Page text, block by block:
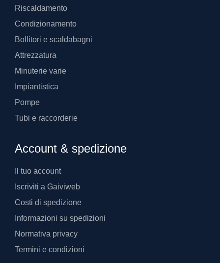
Riscaldamento
Condizionamento
Bollitori e scaldabagni
Attrezzatura
Minuterie varie
Impiantistica
Pompe
Tubi e raccorderie
Account & spedizione
Il tuo account
Iscriviti a Gaiviweb
Costi di spedizione
Informazioni su spedizioni
Normativa privacy
Termini e condizioni